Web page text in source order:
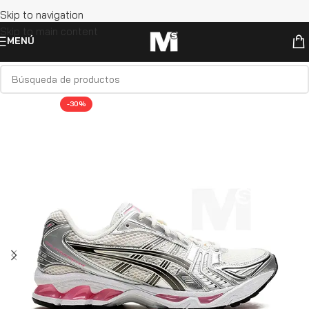
Skip to navigation
Skip to main content
MENÚ
-30%